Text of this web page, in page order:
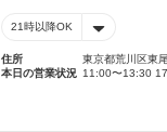
21時以降OK
住所
東京都荒川区東
本日の営業状況 11:00〜13:30